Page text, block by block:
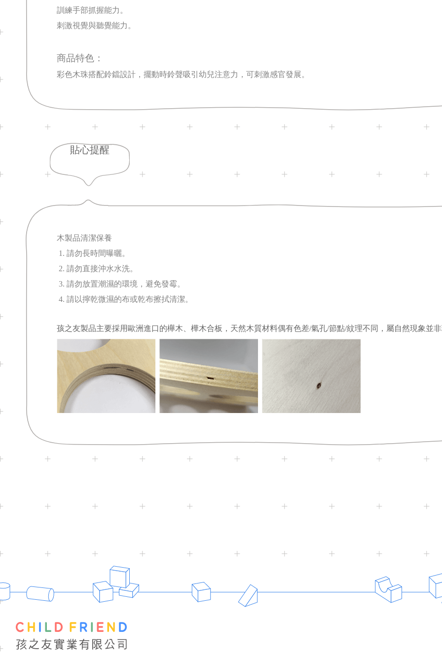
訓練手部抓握能力。
刺激視覺與聽覺能力。
商品特色：
彩色木珠搭配鈴鐺設計 ，擺動時鈴聲吸引幼兒注意力 ，可刺激感官發展。
貼心提醒
木製品清潔保養
1. 請勿長時間曝曬。
2. 請勿直接沖水水洗。
3. 請勿放置潮濕的環境，避免發霉。
4. 請以擰乾微濕的布或乾布擦拭清潔。
孩之友製品主要採用歐洲進口的櫸木、樺木合板 ， 天然木質材料偶有色差/氣孔/節點/紋理不同，屬自然現象並